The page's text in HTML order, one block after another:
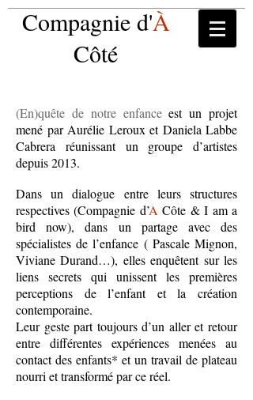
Compagnie d'À
Côté
(En)quête de notre enfanceest un projet
mené par Aurélie Leroux et Daniela Labbe
Cabrera réunissant un groupe d’artistes
depuis 2013.
Dans un dialogue entre leurs structures
respectives (Compagnie d’A Côte & I am a
bird now), dans un partage avec des
spécialistes de l’enfance ( Pascale Mignon,
Viviane Durand…), elles enquêtent sur les
liens secrets qui unissent les premières
perceptions de l’enfant et la création
contemporaine.
Leur geste part toujours d’un aller et retour
entre différentes expériences menées au
contact des enfants* et un travail de plateau
nourri et transformé par ce réel.